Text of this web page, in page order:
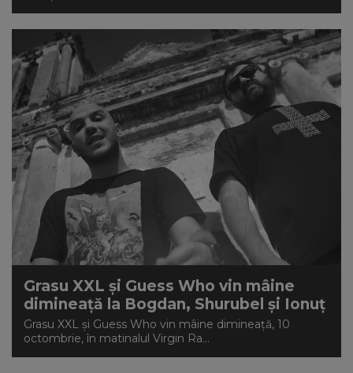
Grasu XXL și Guess Who vin mâine
dimineață la Bogdan, Shurubel și Ionuț
Grasu XXL și Guess Who vin mâine dimineață, 10
octombrie, în matinalul Virgin Ra...